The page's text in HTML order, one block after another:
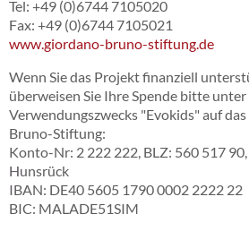
Tel: +49 (0)6744 7105020
Fax: +49 (0)6744 7105021
www.giordano-bruno-stiftung.de
Wenn Sie das Projekt finanziell
überweisen Sie Ihre Spende bitte unter
Verwendungszwecks "Evokids" auf
Bruno-Stiftung:
Konto-Nr: 2 222 222, BLZ: 560 517
Hunsrück
IBAN: DE40 5605 1790 0002 2222 22
BIC: MALADE51SIM